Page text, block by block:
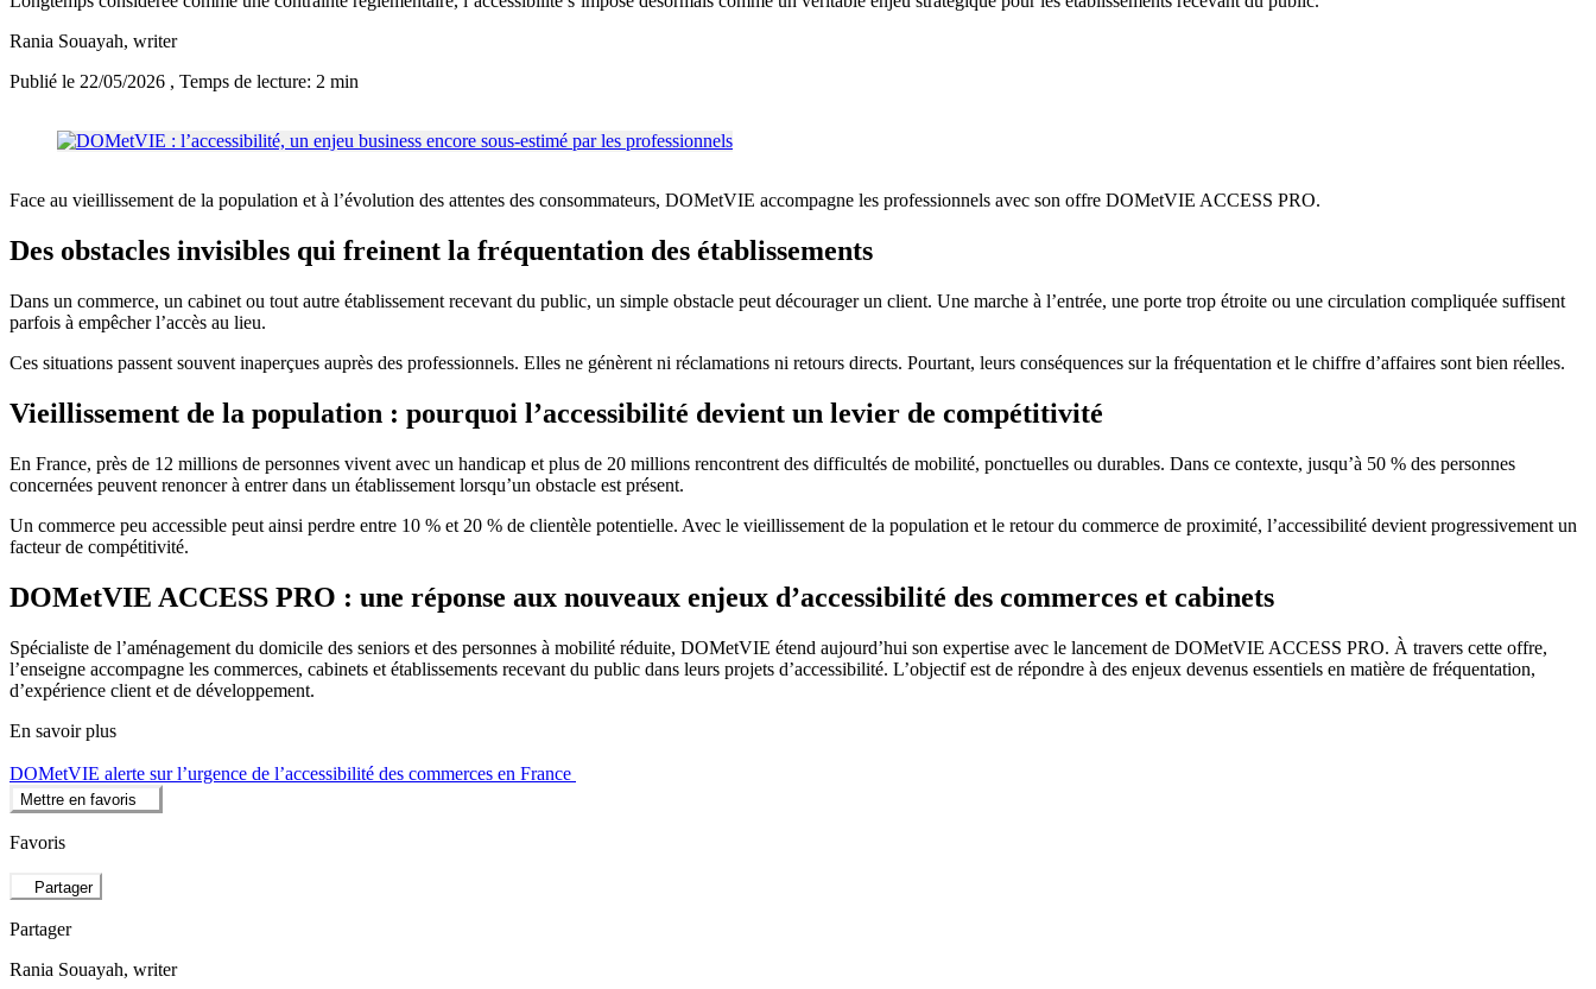
Rania Souayah, writer
Publié le 22/05/2026 , Temps de lecture: 2 min
Face au vieillissement de la population et à l’évolution des attentes des consommateurs, DOMetVIE accompagne les professionnels avec son offre DOMetVIE ACCESS PRO.
Des obstacles invisibles qui freinent la fréquentation des établissements
Dans un commerce, un cabinet ou tout autre établissement recevant du public, un simple obstacle peut décourager un client. Une marche à l’entrée, une porte trop étroite ou une circulation compliquée suffisent
parfois à empêcher l’accès au lieu.
Ces situations passent souvent inaperçues auprès des professionnels. Elles ne génèrent ni réclamations ni retours directs. Pourtant, leurs conséquences sur la fréquentation et le chiffre d’affaires sont bien réelles.
Vieillissement de la population : pourquoi l’accessibilité devient un levier de compétitivité
En France, près de 12 millions de personnes vivent avec un handicap et plus de 20 millions rencontrent des difficultés de mobilité, ponctuelles ou durables. Dans ce contexte, jusqu’à 50 % des personnes
concernées peuvent renoncer à entrer dans un établissement lorsqu’un obstacle est présent.
Un commerce peu accessible peut ainsi perdre entre 10 % et 20 % de clientèle potentielle. Avec le vieillissement de la population et le retour du commerce de proximité, l’accessibilité devient progressivement un
facteur de compétitivité.
DOMetVIE ACCESS PRO : une réponse aux nouveaux enjeux d’accessibilité des commerces et cabinets
Spécialiste de l’aménagement du domicile des seniors et des personnes à mobilité réduite, DOMetVIE étend aujourd’hui son expertise avec le lancement de DOMetVIE ACCESS PRO. À travers cette offre,
l’enseigne accompagne les commerces, cabinets et établissements recevant du public dans leurs projets d’accessibilité. L’objectif est de répondre à des enjeux devenus essentiels en matière de fréquentation,
d’expérience client et de développement.
En savoir plus
DOMetVIE alerte sur l’urgence de l’accessibilité des commerces en France
Mettre en favoris
Favoris
Partager
Partager
Rania Souayah, writer